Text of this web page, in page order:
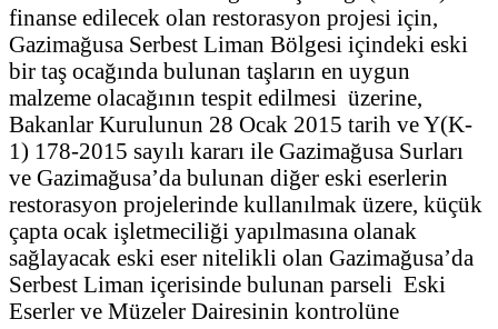
finanse edilecek olan restorasyon projesi için,
Gazimağusa Serbest Liman Bölgesi içindeki eski
bir taş ocağında bulunan taşların en uygun
malzeme olacağının tespit edilmesi üzerine,
Bakanlar Kurulunun 28 Ocak 2015 tarih ve Y(K-
1) 178-2015 sayılı kararı ile Gazimağusa Surları
ve Gazimağusa’da bulunan diğer eski eserlerin
restorasyon projelerinde kullanılmak üzere, küçük
çapta ocak işletmeciliği yapılmasına olanak
sağlayacak eski eser nitelikli olan Gazimağusa’da
Serbest Liman içerisinde bulunan parseli Eski
Eserler ve Müzeler Dairesinin kontrolüne